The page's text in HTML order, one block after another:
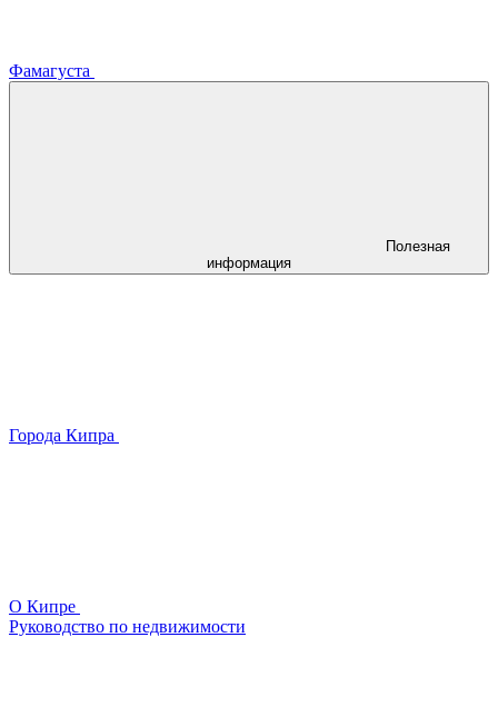
Фамагуста
Полезная
информация
Города Кипра
О Кипре
Руководство по недвижимости